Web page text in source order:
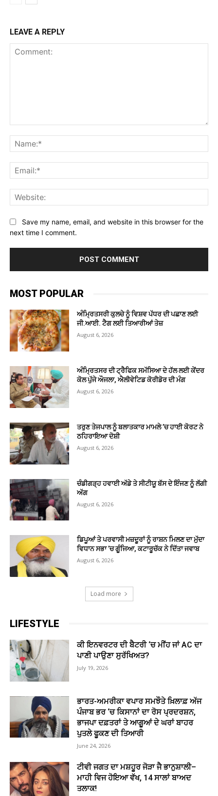
LEAVE A REPLY
Save my name, email, and website in this browser for the
next time I comment.
MOST POPULAR
ਅੰਮ੍ਰਿਤਸਰੀ ਕੁਲਚੇ ਨੂੰ ਵਿਸ਼ਵ ਪੱਧਰ ਦੀ ਪਛਾਣ ਲਈ
ਜੀ.ਆਈ. ਟੈਗ ਲਈ ਤਿਆਰੀਆਂ ਤੇਜ਼
August 6, 2026
ਅੰਮ੍ਰਿਤਸਰ ਦੀ ਟ੍ਰੈਫਿਕ ਸਮੱਸਿਆ ਦੇ ਹੱਲ ਲਈ ਕੇਂਦਰ
ਕੋਲ ਪੁੱਜੇ ਔਜਲਾ, ਐਲੀਵੇਟਿਡ ਕੋਰੀਡੋਰ ਦੀ ਮੰਗ
August 6, 2026
ਤਰੁਣ ਤੇਜਪਾਲ ਨੂੰ ਬਲਾਤਕਾਰ ਮਾਮਲੇ ’ਚ ਹਾਈ ਕੋਰਟ ਨੇ
ਠਹਿਰਾਇਆ ਦੋਸ਼ੀ
August 6, 2026
ਚੰਡੀਗੜ੍ਹ ਹਵਾਈ ਅੱਡੇ ਤੇ ਸੀਟੀਯੂ ਬੱਸ ਦੇ ਇੰਜਣ ਨੂੰ ਲੱਗੀ
ਅੱਗ
August 6, 2026
ਡਿਪੂਆਂ ਤੇ ਪਰਵਾਸੀ ਮਜ਼ਦੂਰਾਂ ਨੂੰ ਰਾਸ਼ਨ ਮਿਲਣ ਦਾ ਮੁੱਦਾ
ਵਿਧਾਨ ਸਭਾ ’ਚ ਗੂੰਜਿਆ, ਕਟਾਰੂਚੱਕ ਨੇ ਦਿੱਤਾ ਜਵਾਬ
August 6, 2026
Load more
LIFESTYLE
ਕੀ ਇਨਵਰਟਰ ਦੀ ਬੈਟਰੀ ‘ਚ ਮੀਂਹ ਜਾਂ AC ਦਾ
ਪਾਣੀ ਪਾਉਣਾ ਸੁਰੱਖਿਅਤ?
July 19, 2026
ਭਾਰਤ-ਅਮਰੀਕਾ ਵਪਾਰ ਸਮਝੌਤੇ ਖ਼ਿਲਾਫ਼ ਅੱਜ
ਪੰਜਾਬ ਭਰ ‘ਚ ਕਿਸਾਨਾਂ ਦਾ ਰੋਸ ਪ੍ਰਦਰਸ਼ਨ,
ਭਾਜਪਾ ਦਫ਼ਤਰਾਂ ਤੇ ਆਗੂਆਂ ਦੇ ਘਰਾਂ ਬਾਹਰ
ਪੁਤਲੇ ਫੂਕਣ ਦੀ ਤਿਆਰੀ
June 24, 2026
ਟੀਵੀ ਜਗਤ ਦਾ ਮਸ਼ਹੂਰ ਜੋੜਾ ਜੈ ਭਾਨੁਸ਼ਾਲੀ–
ਮਾਹੀ ਵਿਜ ਹੋਇਆ ਵੱਖ, 14 ਸਾਲਾਂ ਬਾਅਦ
ਤਲਾਕ!